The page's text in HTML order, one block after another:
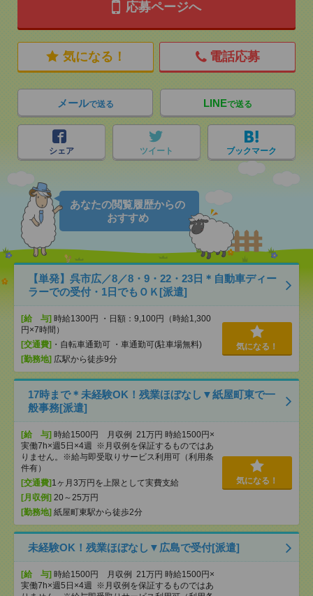
応募ページへ
気になる！ 電話応募
メールで送る LINEで送る
シェア ツイート ブックマーク
あなたの閲覧履歴からの
おすすめ
【単発】呉市広／8／8・9・22・23日＊自動車ディー
ラーでの受付・1日でもＯＫ[派遣]
[給 与] 時給1300円 ・日額：9,100円（時給1,300
円×7時間）
[交通費] ・自転車通勤可 ・車通勤可(駐車場無料)
[勤務地] 広駅から徒歩9分
気になる！
17時まで＊未経験OK！残業ほぼなし▼紙屋町東で一
般事務[派遣]
[給 与] 時給1500円 月収例 21万円 時給1500円×
実働7h×週5日×4週 ※月収例を保証するものではあ
りません。※給与即受取りサービス利用可（利用条
件有）
[交通費] 1ヶ月3万円を上限として実費支給
[月収例] 20～25万円
[勤務地] 紙屋町東駅から徒歩2分
気になる！
未経験OK！残業ほぼなし▼広島で受付[派遣]
[給 与] 時給1500円 月収例 21万円 時給1500円×
実働7h×週5日×4週 ※月収例を保証するものではあ